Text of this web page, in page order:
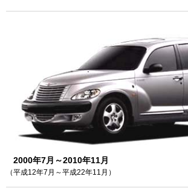
2000年7月～2010年11月
（平成12年7月～平成22年11月）